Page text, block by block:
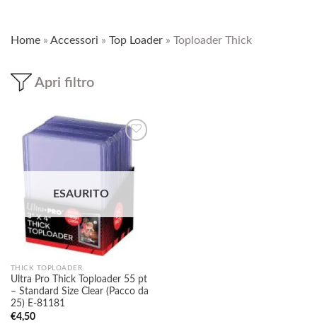
Home » Accessori » Top Loader » Toploader Thick
Apri filtro
desideri
ESAURITO
THICK TOPLOADER
Ultra Pro Thick Toploader 55 pt
– Standard Size Clear (Pacco da
25) E-81181
€4,50